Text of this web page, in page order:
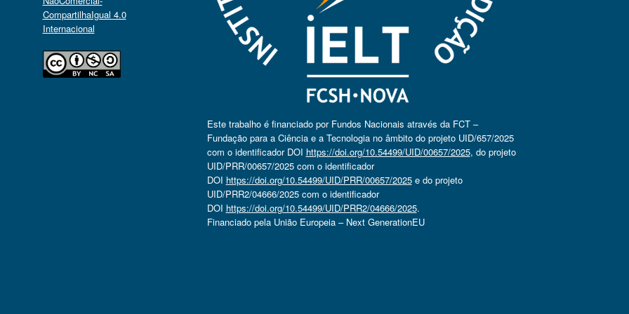
CompartilhaIgual 4.0
Internacional
Este trabalho é financiado por Fundos Nacionais através da FCT –
Fundação para a Ciência e a Tecnologia no âmbito do projeto UID/657/2025
com o identificador DOI https://doi.org/10.54499/UID/00657/2025, do projeto
UID/PRR/00657/2025 com o identificador
DOI https://doi.org/10.54499/UID/PRR/00657/2025e do projeto
UID/PRR2/04666/2025 com o identificador
DOI https://doi.org/10.54499/UID/PRR2/04666/2025.
Financiado pela União Europeia – Next GenerationEU